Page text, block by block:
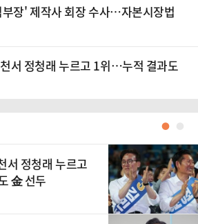
장' 제작사 회장 수사…자본시장법
서 정청래 누르고 1위…누적 결과도
●
서 정청래 누르고
金 선두